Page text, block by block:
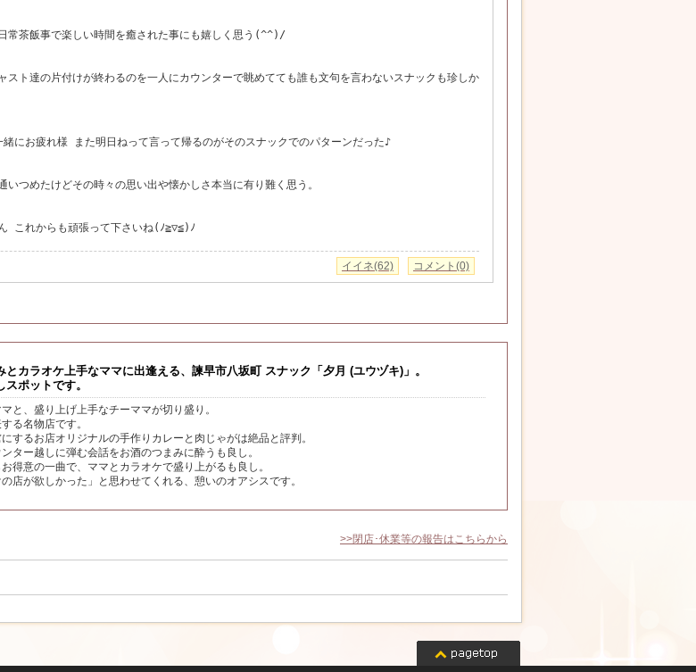
常茶飯事で楽しい時間を癒された事にも嬉しく思う(^^)/
スト達の片付けが終わるのを一人にカウンターで眺めてても誰も文句を言わないスナックも珍しか
にお疲れ様 また明日ねって言って帰るのがそのスナックでのパターンだった♪
いつめたけどその時々の思い出や懐かしさ本当に有り難く思う。
これからも頑張って下さいね(ﾉ≧▽≦)ﾉ
イイネ(62) コメント(0)
とカラオケ上手なママに出逢える、諫早市八坂町 スナック「夕月 (ユウヅキ)」。
ポットです。
と、盛り上げ上手なチーママが切り盛り。
る名物店です。
するお店オリジナルの手作りカレーと肉じゃがは絶品と評判。
ター越しに弾む会話をお酒のつまみに酔うも良し。
得意の一曲で、ママとカラオケで盛り上がるも良し。
の店が欲しかった」と思わせてくれる、憩いのオアシスです。
>>閉店･休業等の報告はこちらから